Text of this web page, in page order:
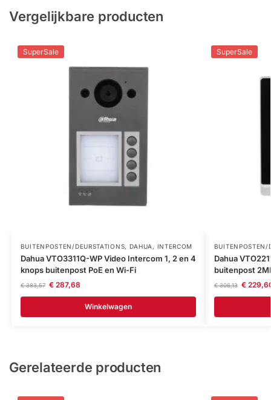
Vergelijkbare producten
SuperSale
BUITENPOSTEN/DEURSTATIONS, DAHUA , INTERCOM
Dahua VTO3311Q-WP Video Intercom 1, 2 en 4
knops buitenpost PoE en Wi-Fi
€383,57 €287,68
Winkelwagen
SuperSale
BUITENPOSTEN/
Dahua
buitenpost
€306,13 €
Gerelateerde producten